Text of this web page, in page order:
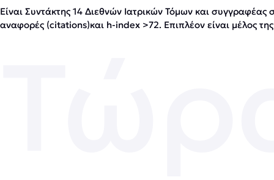
Είναι Συντάκτης 14 Διεθνών Ιατρικών Τόμων και
αναφορές (citations)και h-index >72. Επιπλέον είναι μέλος